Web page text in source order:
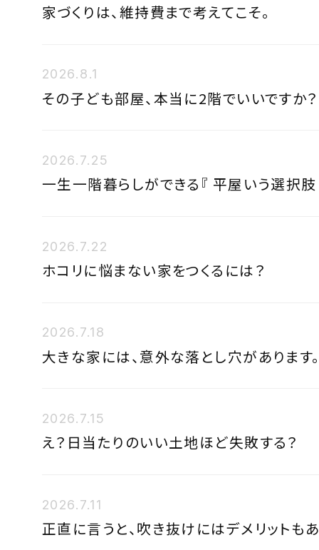
家づくりは、維持費まで考えてこそ。
2026.8.1
その子ども部屋、本当に2階でいいですか？
2026.7.25
一生一階暮らしができる『 平屋いう選択肢
2026.7.22
ホコリに悩まない家をつくるには？
2026.7.18
大きな家には、意外な落とし穴があります
2026.7.15
え？日当たりのいい土地ほど失敗する？
2026.7.11
正直に言うと、吹き抜けにはデメリットもあ